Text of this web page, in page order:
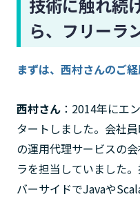
技術に触れ続
ら、フリーラ
まずは、西村さんのご
西村さん：2014年にエ
タートしました。会社
の運用代理サービスの
ラを担当していました
バーサイドでJavaや